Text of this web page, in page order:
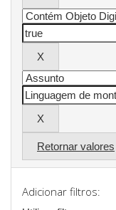
Retornar valores
Adicionar filtros: